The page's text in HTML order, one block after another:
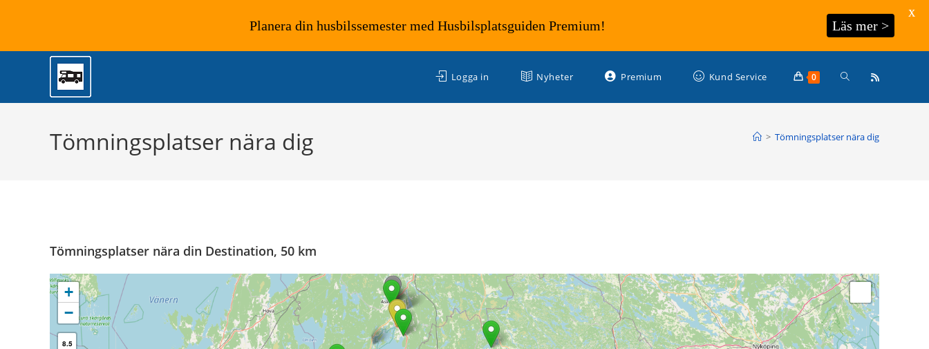
Logga in Nyheter Premium Kund Service 0 Slå
Tömningsplatser nära dig > Tömningsplatser nära dig
Tömningsplatser nära din Destination, 50 km
+
−
8.5
Planera din husbilssemester med Husbilsplatsguiden Premium! Läs mer >
X